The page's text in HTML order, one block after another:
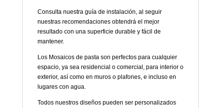
Consulta nuestra guía de instalación, al seguir
nuestras recomendaciones obtendrá el mejor
resultado con una superficie durable y fácil de
mantener.
Los Mosaicos de pasta son perfectos para cualquier
espacio, ya sea residencial o comercial, para interior o
exterior, así como en muros o plafones, e incluso en
lugares con agua.
Todos nuestros diseños pueden ser personalizados